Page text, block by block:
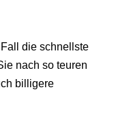
Fall die schnellste
nach so teuren
billigere